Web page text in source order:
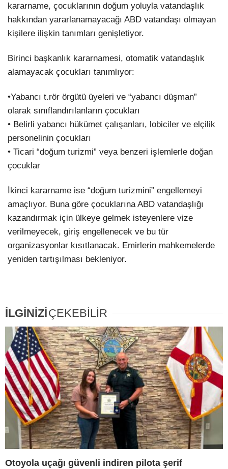
kararname, çocuklarının doğum yoluyla vatandaşlık
hakkından yararlanamayacağı ABD vatandaşı olmayan
kişilere ilişkin tanımları genişletiyor.
Birinci başkanlık kararnamesi, otomatik vatandaşlık
alamayacak çocukları tanımlıyor:
•Yabancı t.rör örgütü üyeleri ve “yabancı düşman”
olarak sınıflandırılanların çocukları
• Belirli yabancı hükümet çalışanları, lobiciler ve elçilik
personelinin çocukları
• Ticari “doğum turizmi” veya benzeri işlemlerle doğan
çocuklar
İkinci kararname ise “doğum turizmini” engellemeyi
amaçlıyor. Buna göre çocuklarına ABD vatandaşlığı
kazandırmak için ülkeye gelmek isteyenlere vize
verilmeyecek, giriş engellenecek ve bu tür
organizasyonlar kısıtlanacak. Emirlerin mahkemelerde
yeniden tartışılması bekleniyor.
İLGİNİZİÇEKEBİLİR
Otoyola uçağı güvenli indiren pilota şerif